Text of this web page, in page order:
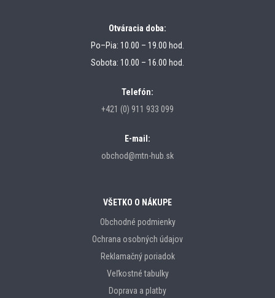
Otváracia doba:
Po–Pia: 10.00 – 19.00 hod.
Sobota: 10.00 – 16.00 hod.
Telefón:
+421 (0) 911 933 099
E-mail:
obchod@mtn-hub.sk
VŠETKO O NÁKUPE
Obchodné podmienky
Ochrana osobných údajov
Reklamačný poriadok
Veľkostné tabulky
Doprava a platby